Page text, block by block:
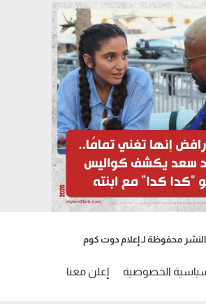
محفوظة لـ إعلام دوت كوم
الخصوصية إعلن معنا